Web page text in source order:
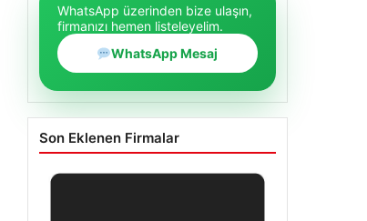
WhatsApp üzerinden bize ulaşın,
firmanızı hemen listeleyelim.
WhatsApp Mesaj
Son Eklenen Firmalar